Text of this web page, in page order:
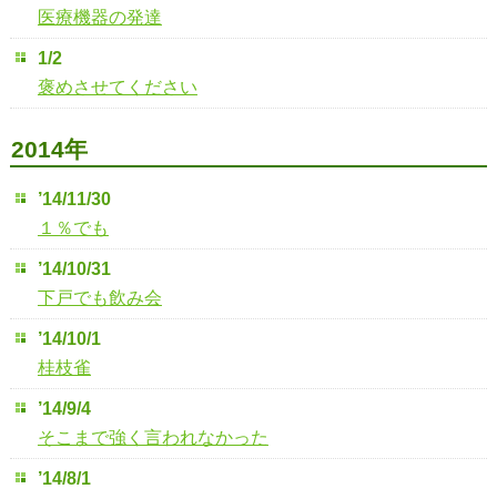
医療機器の発達
1/2
褒めさせてください
2014年
’14/11/30
１％でも
’14/10/31
下戸でも飲み会
’14/10/1
桂枝雀
’14/9/4
そこまで強く言われなかった
’14/8/1